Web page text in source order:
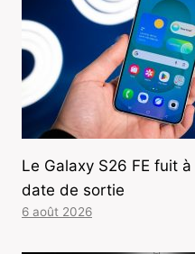
Le Galaxy S26 FE fuit
date de sortie
6 août 2026